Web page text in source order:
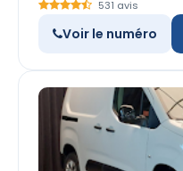
531 avis
Voir le numéro